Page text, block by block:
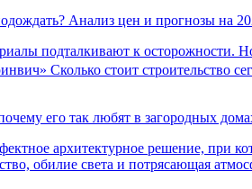
Анализ цен и прогнозы на
подталкивают к осторожности.
Сколько стоит строительство
его так любят в загородных
архитектурное решение, при
обилие света и потрясающая